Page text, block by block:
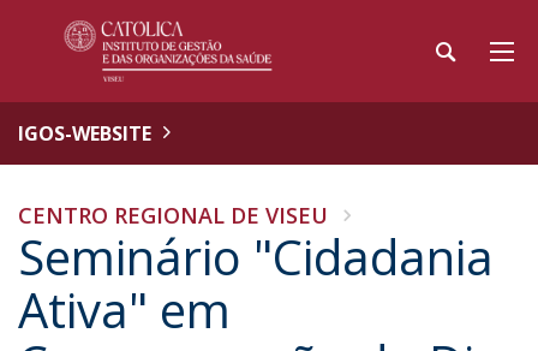
IGOS-WEBSITE
CENTRO REGIONAL DE VISEU
Seminário "Cidadania
Ativa" em